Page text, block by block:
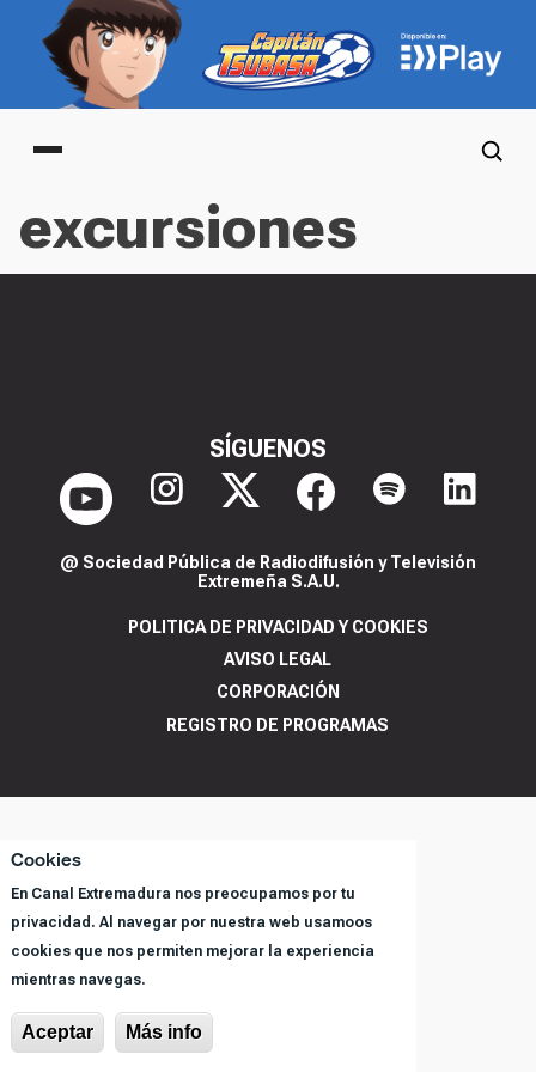
Cookies
En Canal Extremadura nos preocupamos por tu
privacidad. Al navegar por nuestra web usamoos
cookies que nos permiten mejorar la experiencia
mientras navegas.
Aceptar Más info
Main menu
excursiones
SÍGUENOS
@ Sociedad Pública de Radiodifusión y Televisión
Extremeña S.A.U.
POLITICA DE PRIVACIDAD Y COOKIES
AVISO LEGAL
CORPORACIÓN
REGISTRO DE PROGRAMAS